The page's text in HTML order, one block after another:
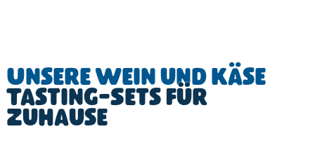
Unsere Wein und Käse
Tasting-Sets für
Zuhause